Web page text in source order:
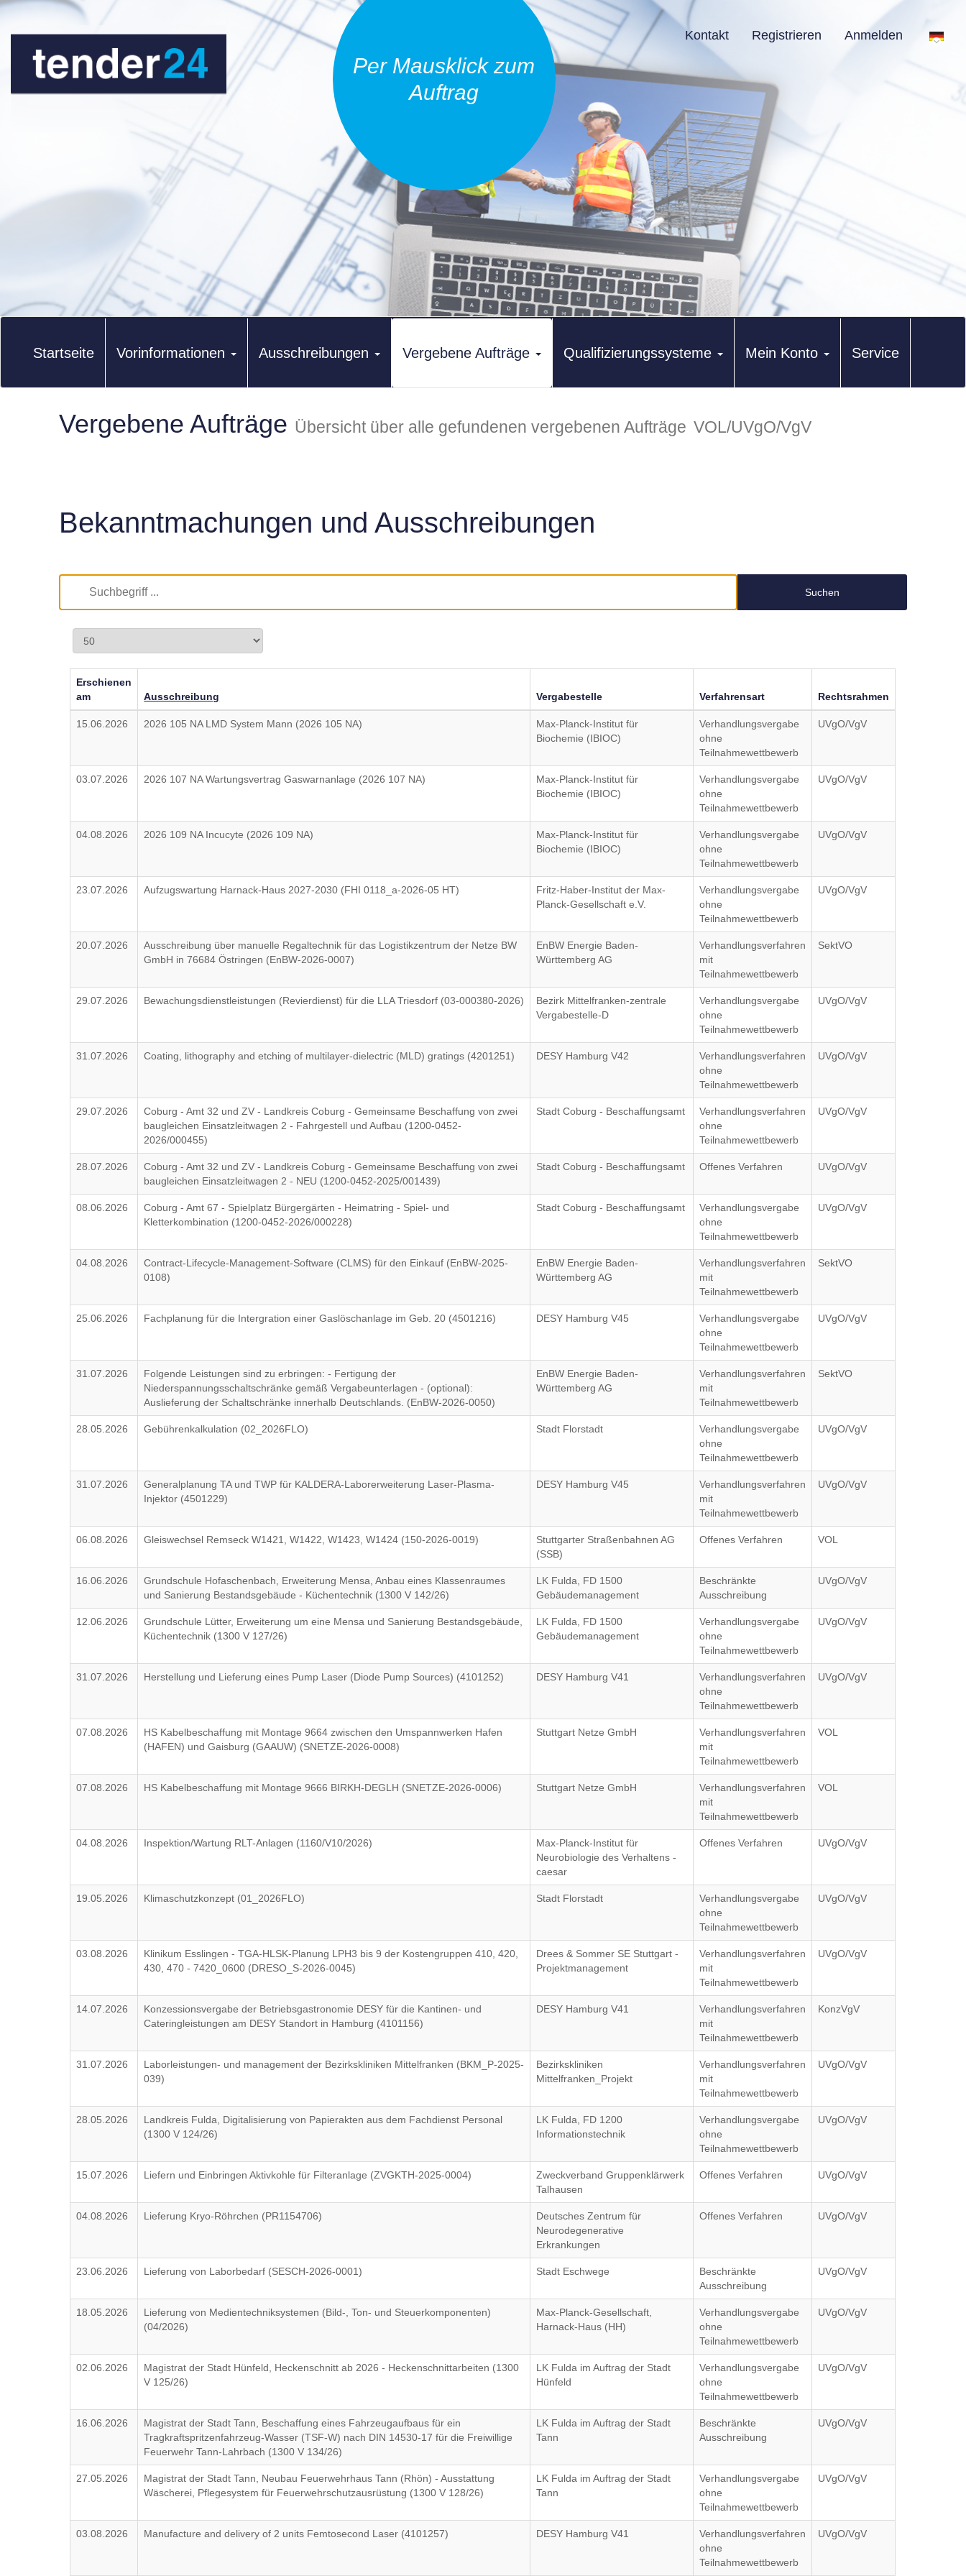
Per Mausklick zum
Auftrag
Kontakt Registrieren Anmelden
Startseite Vorinformationen Ausschreibungen Vergebene Aufträge Qualifizierungssysteme Mein Konto Service
Vergebene Aufträge Übersicht über alle gefundenen vergebenen Aufträge VOL/UVgO/VgV
Bekanntmachungen und Ausschreibungen
Suchen
Erschienen
am
Ausschreibung Vergabestelle Verfahrensart Rechtsrahmen
15.06.2026 2026 105 NA LMD System Mann (2026 105 NA)
Max-Planck-Institut für
Biochemie (IBIOC)
Verhandlungsvergabe
ohne
Teilnahmewettbewerb
UVgO/VgV
03.07.2026 2026 107 NA Wartungsvertrag Gaswarnanlage (2026 107 NA)
Max-Planck-Institut für
Biochemie (IBIOC)
Verhandlungsvergabe
ohne
Teilnahmewettbewerb
UVgO/VgV
04.08.2026 2026 109 NA Incucyte (2026 109 NA)
Max-Planck-Institut für
Biochemie (IBIOC)
Verhandlungsvergabe
ohne
Teilnahmewettbewerb
UVgO/VgV
23.07.2026 Aufzugswartung Harnack-Haus 2027-2030 (FHI 0118_a-2026-05 HT)
Fritz-Haber-Institut der Max-
Planck-Gesellschaft e.V.
Verhandlungsvergabe
ohne
Teilnahmewettbewerb
UVgO/VgV
20.07.2026
Ausschreibung über manuelle Regaltechnik für das Logistikzentrum der Netze BW
GmbH in 76684 Östringen (EnBW-2026-0007)
EnBW Energie Baden-
Württemberg AG
Verhandlungsverfahren
mit
Teilnahmewettbewerb
SektVO
29.07.2026 Bewachungsdienstleistungen (Revierdienst) für die LLA Triesdorf (03-000380-2026)
Bezirk Mittelfranken-zentrale
Vergabestelle-D
Verhandlungsvergabe
ohne
Teilnahmewettbewerb
UVgO/VgV
31.07.2026 Coating, lithography and etching of multilayer-dielectric (MLD) gratings (4201251) DESY Hamburg V42
Verhandlungsverfahren
ohne
Teilnahmewettbewerb
UVgO/VgV
29.07.2026
Coburg - Amt 32 und ZV - Landkreis Coburg - Gemeinsame Beschaffung von zwei
baugleichen Einsatzleitwagen 2 - Fahrgestell und Aufbau (1200-0452-
2026/000455)
Stadt Coburg - Beschaffungsamt
Verhandlungsverfahren
ohne
Teilnahmewettbewerb
UVgO/VgV
28.07.2026
Coburg - Amt 32 und ZV - Landkreis Coburg - Gemeinsame Beschaffung von zwei
baugleichen Einsatzleitwagen 2 - NEU (1200-0452-2025/001439)
Stadt Coburg - Beschaffungsamt Offenes Verfahren UVgO/VgV
08.06.2026
Coburg - Amt 67 - Spielplatz Bürgergärten - Heimatring - Spiel- und
Kletterkombination (1200-0452-2026/000228)
Stadt Coburg - Beschaffungsamt
Verhandlungsvergabe
ohne
Teilnahmewettbewerb
UVgO/VgV
04.08.2026
Contract-Lifecycle-Management-Software (CLMS) für den Einkauf (EnBW-2025-
0108)
EnBW Energie Baden-
Württemberg AG
Verhandlungsverfahren
mit
Teilnahmewettbewerb
SektVO
25.06.2026 Fachplanung für die Intergration einer Gaslöschanlage im Geb. 20 (4501216) DESY Hamburg V45
Verhandlungsvergabe
ohne
Teilnahmewettbewerb
UVgO/VgV
31.07.2026
Folgende Leistungen sind zu erbringen: - Fertigung der
Niederspannungsschaltschränke gemäß Vergabeunterlagen - (optional):
Auslieferung der Schaltschränke innerhalb Deutschlands. (EnBW-2026-0050)
EnBW Energie Baden-
Württemberg AG
Verhandlungsverfahren
mit
Teilnahmewettbewerb
SektVO
28.05.2026 Gebührenkalkulation (02_2026FLO) Stadt Florstadt
Verhandlungsvergabe
ohne
Teilnahmewettbewerb
UVgO/VgV
31.07.2026
Generalplanung TA und TWP für KALDERA-Laborerweiterung Laser-Plasma-
Injektor (4501229)
DESY Hamburg V45
Verhandlungsverfahren
mit
Teilnahmewettbewerb
UVgO/VgV
06.08.2026 Gleiswechsel Remseck W1421, W1422, W1423, W1424 (150-2026-0019)
Stuttgarter Straßenbahnen AG
(SSB)
Offenes Verfahren VOL
16.06.2026
Grundschule Hofaschenbach, Erweiterung Mensa, Anbau eines Klassenraumes
und Sanierung Bestandsgebäude - Küchentechnik (1300 V 142/26)
LK Fulda, FD 1500
Gebäudemanagement
Beschränkte
Ausschreibung
UVgO/VgV
12.06.2026
Grundschule Lütter, Erweiterung um eine Mensa und Sanierung Bestandsgebäude,
Küchentechnik (1300 V 127/26)
LK Fulda, FD 1500
Gebäudemanagement
Verhandlungsvergabe
ohne
Teilnahmewettbewerb
UVgO/VgV
31.07.2026 Herstellung und Lieferung eines Pump Laser (Diode Pump Sources) (4101252) DESY Hamburg V41
Verhandlungsverfahren
ohne
Teilnahmewettbewerb
UVgO/VgV
07.08.2026
HS Kabelbeschaffung mit Montage 9664 zwischen den Umspannwerken Hafen
(HAFEN) und Gaisburg (GAAUW) (SNETZE-2026-0008)
Stuttgart Netze GmbH
Verhandlungsverfahren
mit
Teilnahmewettbewerb
VOL
07.08.2026 HS Kabelbeschaffung mit Montage 9666 BIRKH-DEGLH (SNETZE-2026-0006) Stuttgart Netze GmbH
Verhandlungsverfahren
mit
Teilnahmewettbewerb
VOL
04.08.2026 Inspektion/Wartung RLT-Anlagen (1160/V10/2026)
Max-Planck-Institut für
Neurobiologie des Verhaltens -
caesar
Offenes Verfahren UVgO/VgV
19.05.2026 Klimaschutzkonzept (01_2026FLO) Stadt Florstadt
Verhandlungsvergabe
ohne
Teilnahmewettbewerb
UVgO/VgV
03.08.2026
Klinikum Esslingen - TGA-HLSK-Planung LPH3 bis 9 der Kostengruppen 410, 420,
430, 470 - 7420_0600 (DRESO_S-2026-0045)
Drees & Sommer SE Stuttgart -
Projektmanagement
Verhandlungsverfahren
mit
Teilnahmewettbewerb
UVgO/VgV
14.07.2026
Konzessionsvergabe der Betriebsgastronomie DESY für die Kantinen- und
Cateringleistungen am DESY Standort in Hamburg (4101156)
DESY Hamburg V41
Verhandlungsverfahren
mit
Teilnahmewettbewerb
KonzVgV
31.07.2026
Laborleistungen- und management der Bezirkskliniken Mittelfranken (BKM_P-2025-
039)
Bezirkskliniken
Mittelfranken_Projekt
Verhandlungsverfahren
mit
Teilnahmewettbewerb
UVgO/VgV
28.05.2026
Landkreis Fulda, Digitalisierung von Papierakten aus dem Fachdienst Personal
(1300 V 124/26)
LK Fulda, FD 1200
Informationstechnik
Verhandlungsvergabe
ohne
Teilnahmewettbewerb
UVgO/VgV
15.07.2026 Liefern und Einbringen Aktivkohle für Filteranlage (ZVGKTH-2025-0004)
Zweckverband Gruppenklärwerk
Talhausen
Offenes Verfahren UVgO/VgV
04.08.2026 Lieferung Kryo-Röhrchen (PR1154706)
Deutsches Zentrum für
Neurodegenerative
Erkrankungen
Offenes Verfahren UVgO/VgV
23.06.2026 Lieferung von Laborbedarf (SESCH-2026-0001) Stadt Eschwege
Beschränkte
Ausschreibung
UVgO/VgV
18.05.2026
Lieferung von Medientechniksystemen (Bild-, Ton- und Steuerkomponenten)
(04/2026)
Max-Planck-Gesellschaft,
Harnack-Haus (HH)
Verhandlungsvergabe
ohne
Teilnahmewettbewerb
UVgO/VgV
02.06.2026
Magistrat der Stadt Hünfeld, Heckenschnitt ab 2026 - Heckenschnittarbeiten (1300
V 125/26)
LK Fulda im Auftrag der Stadt
Hünfeld
Verhandlungsvergabe
ohne
Teilnahmewettbewerb
UVgO/VgV
16.06.2026
Magistrat der Stadt Tann, Beschaffung eines Fahrzeugaufbaus für ein
Tragkraftspritzenfahrzeug-Wasser (TSF-W) nach DIN 14530-17 für die Freiwillige
Feuerwehr Tann-Lahrbach (1300 V 134/26)
LK Fulda im Auftrag der Stadt
Tann
Beschränkte
Ausschreibung
UVgO/VgV
27.05.2026
Magistrat der Stadt Tann, Neubau Feuerwehrhaus Tann (Rhön) - Ausstattung
Wäscherei, Pflegesystem für Feuerwehrschutzausrüstung (1300 V 128/26)
LK Fulda im Auftrag der Stadt
Tann
Verhandlungsvergabe
ohne
Teilnahmewettbewerb
UVgO/VgV
03.08.2026 Manufacture and delivery of 2 units Femtosecond Laser (4101257) DESY Hamburg V41
Verhandlungsverfahren
ohne
Teilnahmewettbewerb
UVgO/VgV